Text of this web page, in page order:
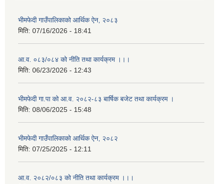
भीमफेदी गाउँपालिकाको आर्थिक ऐन, २०८३
मिति: 07/16/2026 - 18:41
आ.व. ०८३/०८४ को नीति तथा कार्यक्रम ।।।
मिति: 06/23/2026 - 12:43
भीमफेदी गा.पा को आ.व. २०८२-८३ बार्षिक बजेट तथा कार्यक्रम ।
मिति: 08/06/2025 - 15:48
भीमफेदी गाउँपालिकाको आर्थिक ऐन, २०८२
मिति: 07/25/2025 - 12:11
आ.व. २०८२/०८३ को नीति तथा कार्यक्रम ।।।